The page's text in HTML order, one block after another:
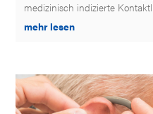
medizinisch indizierte
mehr lesen